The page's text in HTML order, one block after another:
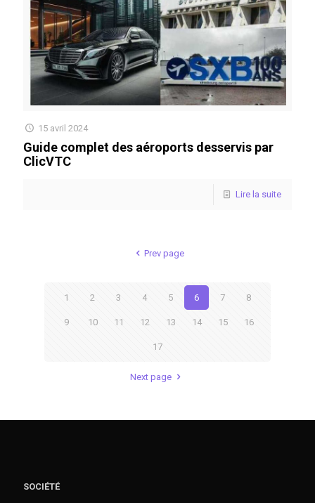
15 avril 2024
Guide complet des aéroports desservis par
ClicVTC
Lire la suite
Prev page
1 2 3 4 5 6 7 8
9 10 11 12 13 14 15 16
17
Next page
SOCIÉTÉ